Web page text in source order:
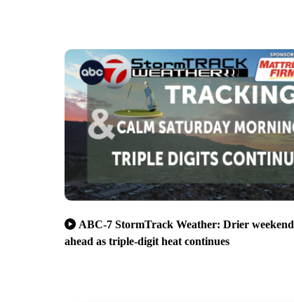
ABC-7 StormTrack Weather: Drier weekend
ahead as triple-digit heat continues